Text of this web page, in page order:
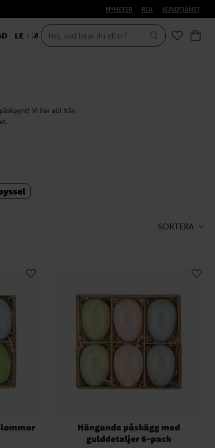
NYHETER REA KUNDTJÄNST
LEKSAKER & PRESENTER
Vi har allt från
efter påskdagen).
en koppling till just
att göra. Det är mer
ägg, påskliljor
SORTERA
Hängande påskägg med
gulddetaljer 6-pack